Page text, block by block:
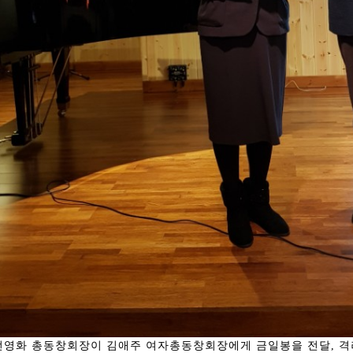
영화 총동창회장이 김애주 여자총동창회장에게 금일봉을 전달,